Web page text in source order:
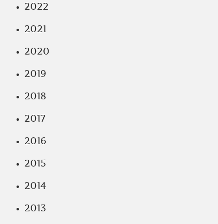
2022
2021
2020
2019
2018
2017
2016
2015
2014
2013